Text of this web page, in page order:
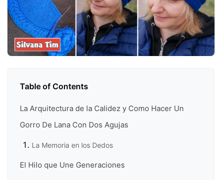
Table of Contents
La Arquitectura de la Calidez y Como Hacer Un
Gorro De Lana Con Dos Agujas
La Memoria en los Dedos
El Hilo que Une Generaciones